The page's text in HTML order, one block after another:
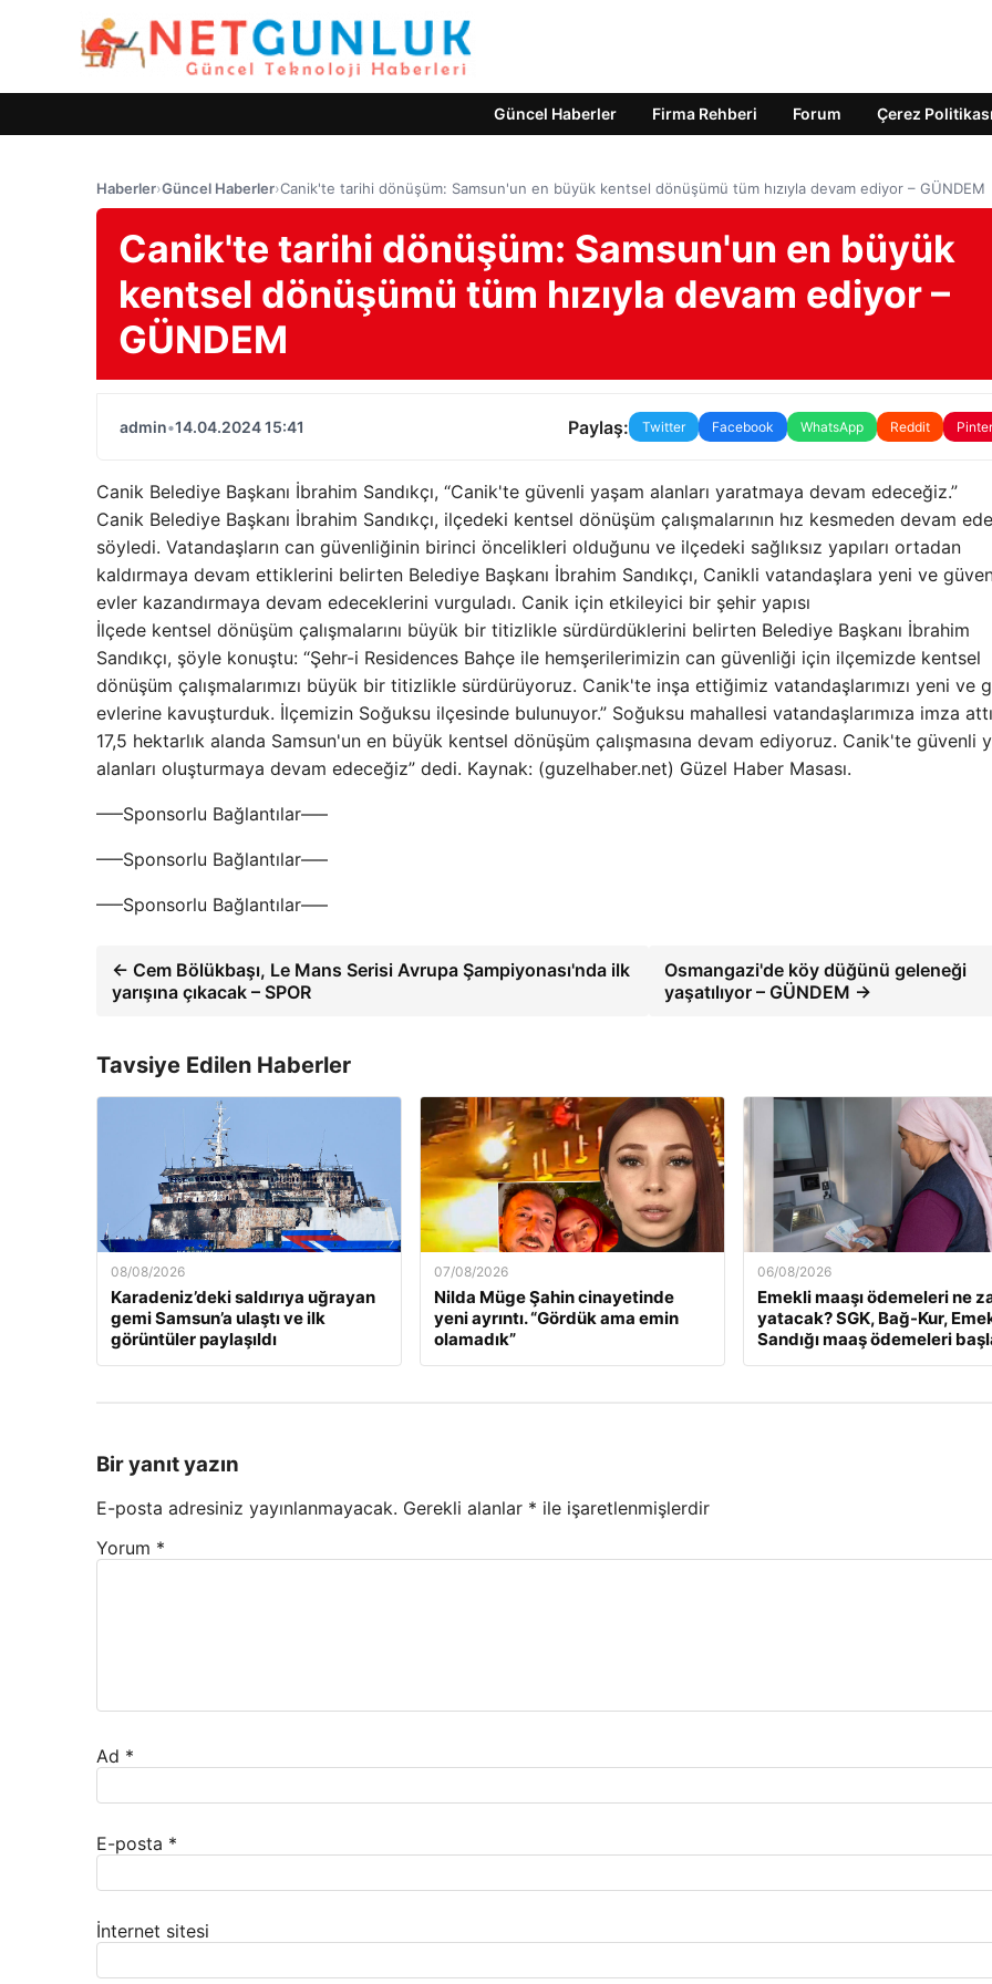
Güncel Haberler Firma Rehberi Forum Çerez Politikası
Haberler›Güncel Haberler›Canik'te tarihi dönüşüm: Samsun'un en büyük kentsel dönüşümü tüm hızıyla devam ediyor – GÜNDEM
Canik'te tarihi dönüşüm: Samsun'un en büyük
kentsel dönüşümü tüm hızıyla devam ediyor –
GÜNDEM
admin•14.04.2024 15:41 Paylaş: Twitter Facebook WhatsApp Reddit
Canik Belediye Başkanı İbrahim Sandıkçı, “Canik'te güvenli yaşam alanları yaratmaya devam edeceğiz.”
Canik Belediye Başkanı İbrahim Sandıkçı, ilçedeki kentsel dönüşüm çalışmalarının hız kesmeden devam
söyledi. Vatandaşların can güvenliğinin birinci öncelikleri olduğunu ve ilçedeki sağlıksız yapıları ortadan
kaldırmaya devam ettiklerini belirten Belediye Başkanı İbrahim Sandıkçı, Canikli vatandaşlara yeni ve
evler kazandırmaya devam edeceklerini vurguladı. Canik için etkileyici bir şehir yapısı
İlçede kentsel dönüşüm çalışmalarını büyük bir titizlikle sürdürdüklerini belirten Belediye Başkanı İbrahim
Sandıkçı, şöyle konuştu: “Şehr-i Residences Bahçe ile hemşerilerimizin can güvenliği için ilçemizde kentsel
dönüşüm çalışmalarımızı büyük bir titizlikle sürdürüyoruz. Canik'te inşa ettiğimiz vatandaşlarımızı yeni ve
evlerine kavuşturduk. İlçemizin Soğuksu ilçesinde bulunuyor.” Soğuksu mahallesi vatandaşlarımıza imza
17,5 hektarlık alanda Samsun'un en büyük kentsel dönüşüm çalışmasına devam ediyoruz. Canik'te güvenli
alanları oluşturmaya devam edeceğiz” dedi. Kaynak: (guzelhaber.net) Güzel Haber Masası.
—–Sponsorlu Bağlantılar—–
—–Sponsorlu Bağlantılar—–
—–Sponsorlu Bağlantılar—–
← Cem Bölükbaşı, Le Mans Serisi Avrupa Şampiyonası'nda ilk
yarışına çıkacak – SPOR
Osmangazi'de köy düğünü geleneği
yaşatılıyor – GÜNDEM →
Tavsiye Edilen Haberler
08/08/2026
Karadeniz’deki saldırıya uğrayan
gemi Samsun’a ulaştı ve ilk
görüntüler paylaşıldı
07/08/2026
Nilda Müge Şahin cinayetinde
yeni ayrıntı. “Gördük ama emin
olamadık”
06/08/2026
Emekli maaşı ödemeleri ne
yatacak? SGK, Bağ-Kur,
Sandığı maaş ödemeleri
Bir yanıt yazın
E-posta adresiniz yayınlanmayacak. Gerekli alanlar * ile işaretlenmişlerdir
Yorum *
Ad *
E-posta *
İnternet sitesi